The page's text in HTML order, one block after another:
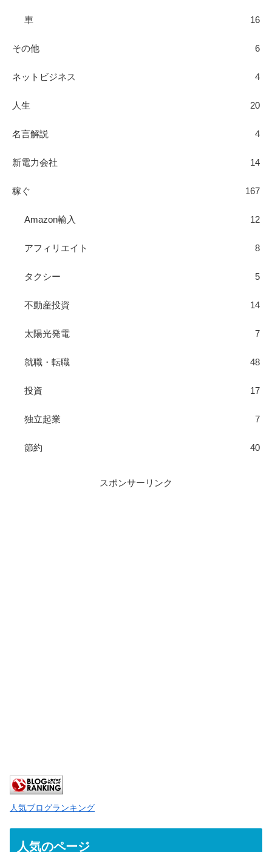
車 16
その他 6
ネットビジネス 4
人生 20
名言解説 4
新電力会社 14
稼ぐ 167
Amazon輸入 12
アフィリエイト 8
タクシー 5
不動産投資 14
太陽光発電 7
就職・転職 48
投資 17
独立起業 7
節約 40
スポンサーリンク
人気ブログランキング
人気のページ